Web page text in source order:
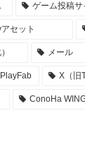
ゲーム投稿サ
セット
メール
PlayFab X（旧
ConoHa